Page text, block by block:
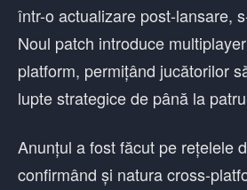
într-o actualizare post-lansare,
Noul patch introduce
platform, permițând jucătorilor
lupte strategice de până la
Anunțul a fost făcut pe rețelele
confirmând și natura cross-